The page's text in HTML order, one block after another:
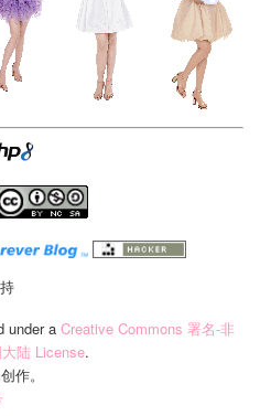
under a Creative Commons 署名-非
陆 License.
作。